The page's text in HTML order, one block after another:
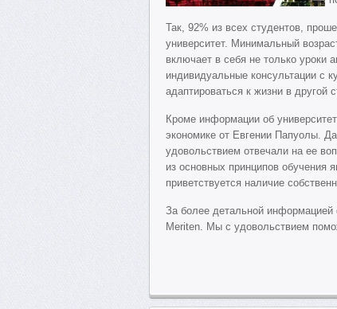
Так, 92% из всех студентов,
университет. Минимальный
включает в себя не только уроки
индивидуальные консультации с
адаптироваться к жизни в другой
Кроме информации об
экономике от Евгении Папуолы.
удовольствием отвечали на ее
из основных принципов обучения
приветствуется наличие
За более детальной информацией
Meriten. Мы с удовольствием